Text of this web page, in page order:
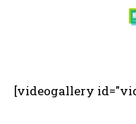
[videogallery